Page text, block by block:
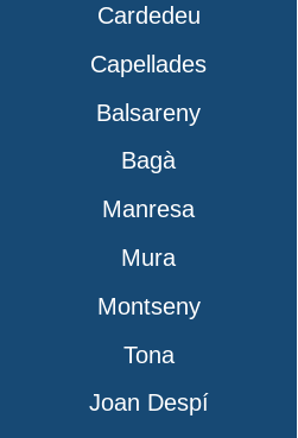
Cardedeu
Capellades
Balsareny
Bagà
Manresa
Mura
Montseny
Tona
Joan Despí